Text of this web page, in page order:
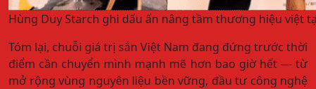
Hùng Duy Starch ghi dấu ấn nâng tầm thương hiệu việt
Tóm lại, chuỗi giá trị sắn Việt Nam đang đứng trước thời
điểm cần chuyển mình mạnh mẽ hơn bao giờ hết — từ
mở rộng vùng nguyên liệu bền vững, đầu tư công nghệ